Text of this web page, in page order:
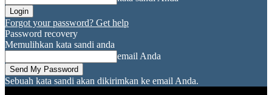
Forgot your password? Get help
Password recovery
Memulihkan kata sandi anda
email Anda
Sebuah kata sandi akan dikirimkan ke email Anda.